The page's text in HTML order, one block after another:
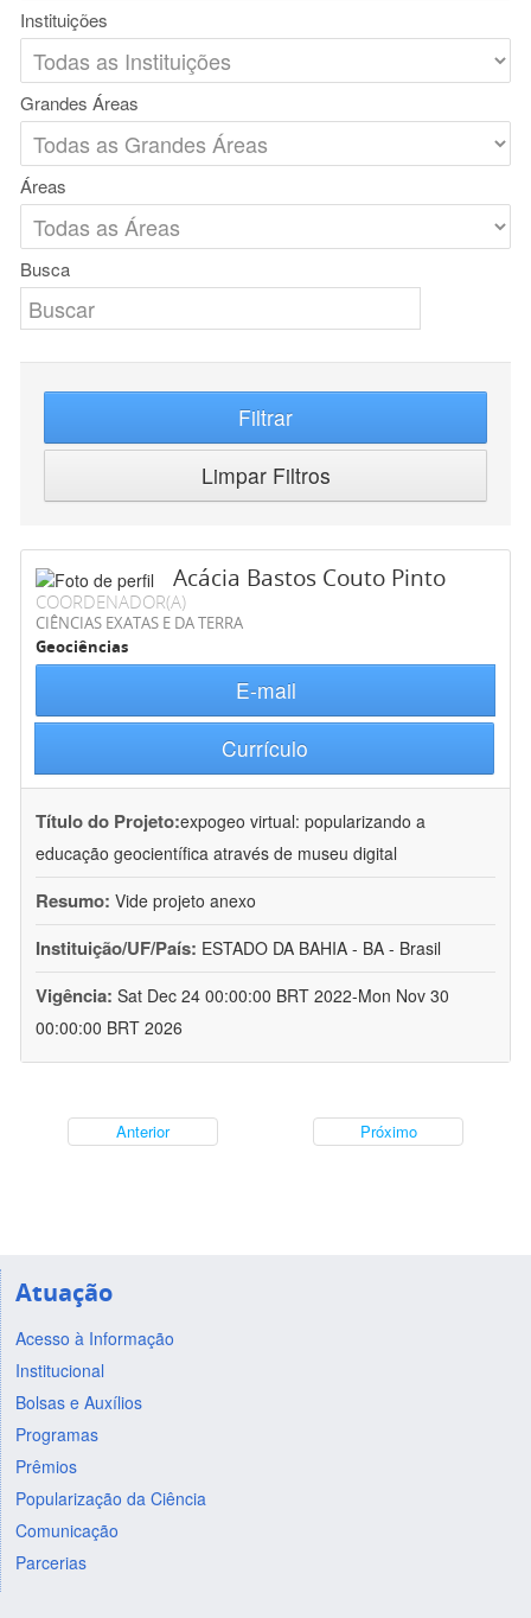
Instituições
Grandes Áreas
Áreas
Busca
Filtrar
Limpar Filtros
Acácia Bastos Couto Pinto
COORDENADOR(A)
CIÊNCIAS EXATAS E DA TERRA
Geociências
E-mail
Currículo
Título do Projeto:expogeo virtual: popularizando a
educação geocientífica através de museu digital
Resumo: Vide projeto anexo
Instituição/UF/País: ESTADO DA BAHIA - BA - Brasil
Vigência: Sat Dec 24 00:00:00 BRT 2022-Mon Nov 30
00:00:00 BRT 2026
Anterior Próximo
Atuação
Acesso à Informação
Institucional
Bolsas e Auxílios
Programas
Prêmios
Popularização da Ciência
Comunicação
Parcerias